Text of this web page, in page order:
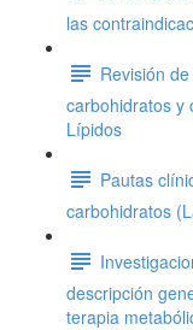
las
Revisión
carbohidratos y
Lípidos
Pautas
carbohidratos
descripción
terapia